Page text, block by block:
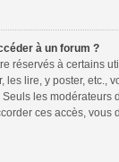
à un forum ?
réservés à certains
les lire, y poster, etc.,
Seuls les modérateurs
ces accès, vous